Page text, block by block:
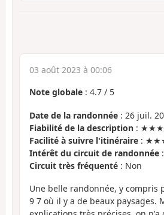
03 août 2023 à 00:06
Note globale : 4.7 / 5
Date de la randonnée : 26 juil.
Fiabilité de la description :
Facilité à suivre l'itinéraire :
Intérêt du circuit de randonnée
Circuit très fréquenté : Non
Une belle randonnée, y compris
9 7 où il y a de beaux paysages.